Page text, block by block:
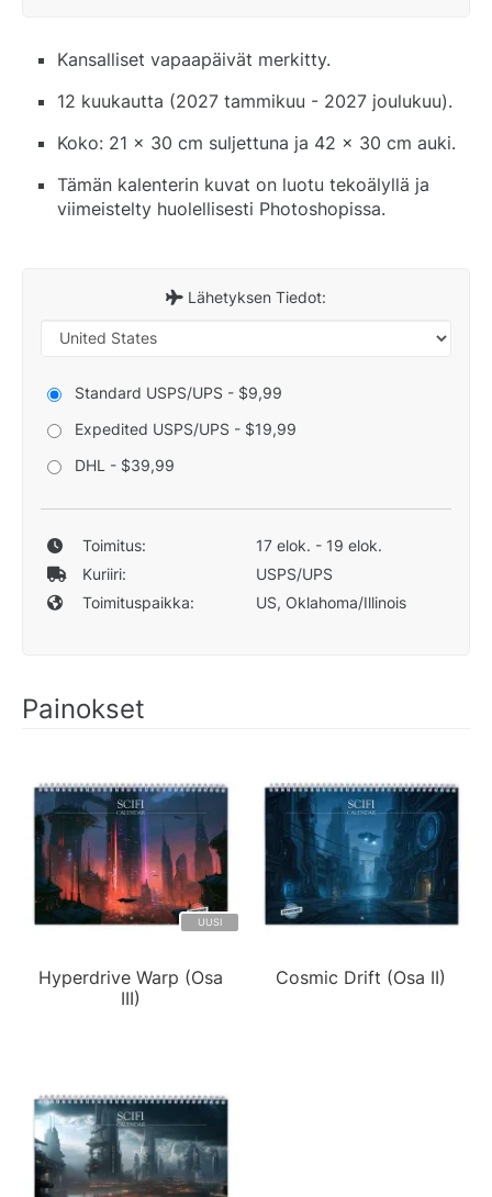
Kansalliset vapaapäivät merkitty.
12 kuukautta (2027 tammikuu - 2027 joulukuu).
Koko: 21 x 30 cm suljettuna ja 42 x 30 cm auki.
Tämän kalenterin kuvat on luotu tekoälyllä ja
viimeistelty huolellisesti Photoshopissa.
Lähetyksen Tiedot:
Standard USPS/UPS - $9,99
Expedited USPS/UPS - $19,99
DHL - $39,99
Toimitus:
17 elok. - 19 elok.
Kuriiri:
USPS/UPS
Toimituspaikka:
US, Oklahoma/Illinois
Painokset
UUSI
Hyperdrive Warp (Osa
III)
Cosmic Drift (Osa II)